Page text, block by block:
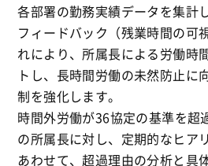
各部署の勤務実績データを集計
フィードバック（残業時間の可
れにより、所属長による労働時
トし、長時間労働の未然防止に
制を強化します。
時間外労働が36協定の基準を超
の所属長に対し、定期的なヒア
あわせて、超過理由の分析と具